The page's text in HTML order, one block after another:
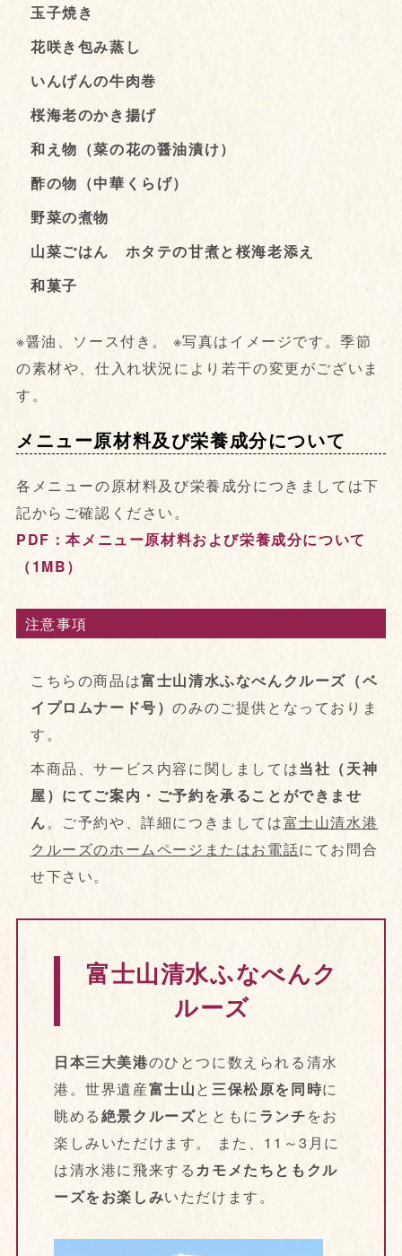
玉子焼き
花咲き包み蒸し
いんげんの牛肉巻
桜海老のかき揚げ
和え物（菜の花の醤油漬け）
酢の物（中華くらげ）
野菜の煮物
山菜ごはん ホタテの甘煮と桜海老添え
和菓子
※醤油、ソース付き。 ※写真はイメージです。季節
の素材や、仕入れ状況により若干の変更がございま
す。
メニュー原材料及び栄養成分について
各メニューの原材料及び栄養成分につきましては下
記からご確認ください。
PDF：本メニュー原材料および栄養成分について
（1MB）
注意事項
こちらの商品は富士山清水ふなべんクルーズ（ベ
イプロムナード号）のみのご提供となっておりま
す。
本商品、サービス内容に関しましては当社（天神
屋）にてご案内・ご予約を承ることができませ
ん。ご予約や、詳細につきましては富士山清水港
クルーズのホームページまたはお電話にてお問合
せ下さい。
富士山清水ふなべんク
ルーズ
日本三大美港のひとつに数えられる清水
港。世界遺産富士山と 三保松原を同時に
眺める絶景クルーズとともにランチをお
楽しみいただけます。 また、11～3月に
は清水港に飛来するカモメたちともクル
ーズをお楽しみいただけます。